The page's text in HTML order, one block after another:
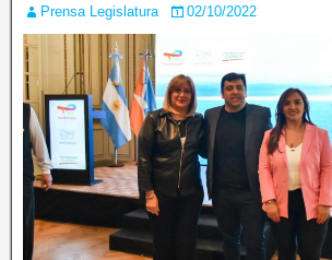
Prensa Legislatura 02/10/2022